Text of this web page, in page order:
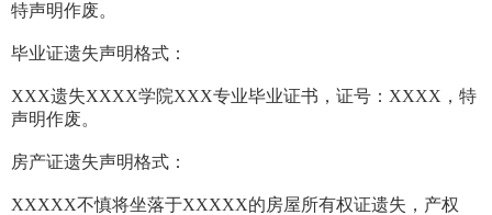
特声明作废。
毕业证遗失声明格式：
XXX遗失XXXX学院XXX专业毕业证书，证号：XXXX，特
声明作废。
房产证遗失声明格式：
XXXXX不慎将坐落于XXXXX的房屋所有权证遗失，产权